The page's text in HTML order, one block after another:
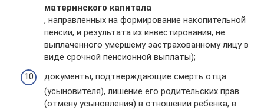
материнского капитала
, направленных на формирование накопительной
пенсии, и результата их инвестирования, не
выплаченного умершему застрахованному лицу в
виде срочной пенсионной выплаты);
документы, подтверждающие смерть отца
(усыновителя), лишение его родительских прав
(отмену усыновления) в отношении ребенка, в